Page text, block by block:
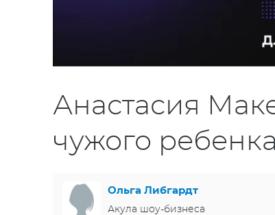
Анастасия
чужого ребенка
Ольга Либгардт
Акула шоу-бизнеса